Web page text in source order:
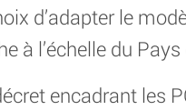
d’adapter le
à l’échelle du Pays
encadrant les